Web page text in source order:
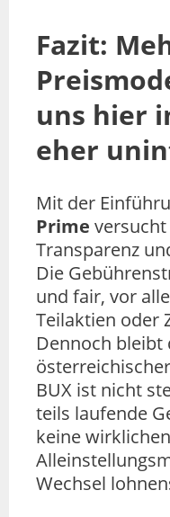
Fazit:
uns hier
eher
Mit der
Prime
Transparenz
Die
und fair, vor
Teilaktien oder
Dennoch bleibt
BUX ist nicht
teils laufende
keine wirklichen
Wechsel